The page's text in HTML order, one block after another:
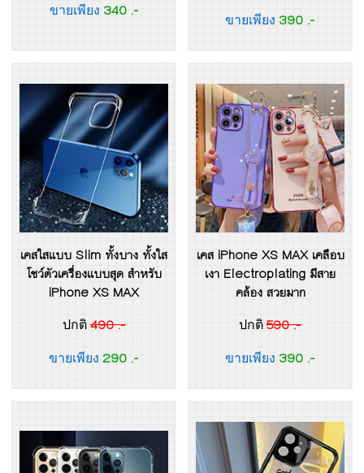
ขายเพียง 340 .-
ขายเพียง 390 .-
เคสใสแบบ Slim ทั้งบาง ทั้งใส
โชว์ตัวเครื่องแบบสุด สำหรับ
iPhone XS MAX
ปกติ490 .-
ขายเพียง 290 .-
เคส iPhone XS MAX เคลือบ
เงา Electroplating มีสาย
คล้อง สวยมาก
ปกติ 590 .-
ขายเพียง 390 .-